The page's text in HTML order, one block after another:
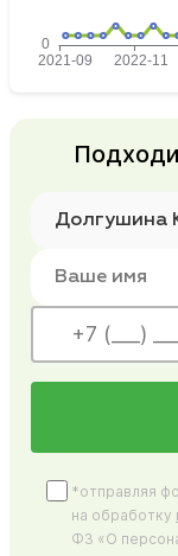
*отправляя
на обработку
ФЗ «О